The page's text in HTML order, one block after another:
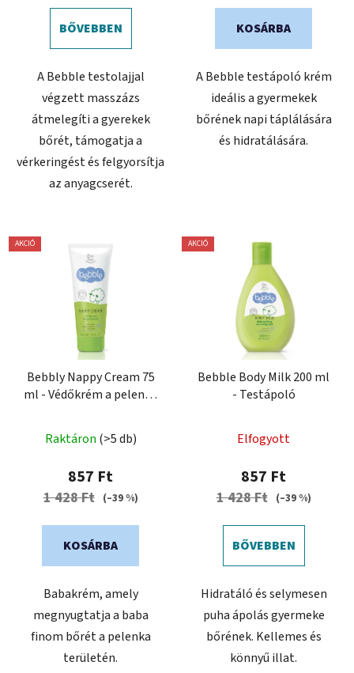
BŐVEBBEN
A Bebble testolajjal
végzett masszázs
átmelegíti a gyerekek
bőrét, támogatja a
vérkeringést és felgyorsítja
az anyagcserét.
KOSÁRBA
A Bebble testápoló krém
ideális a gyermekek
bőrének napi táplálására
és hidratálására.
AKCIÓ
Bebbly Nappy Cream 75
ml - Védőkrém a pelenka
Raktáron (>5 db)
857 Ft
1 428 Ft (–39 %)
KOSÁRBA
Babakrém, amely
megnyugtatja a baba
finom bőrét a pelenka
területén.
AKCIÓ
Bebble Body Milk 200 ml
- Testápoló
Elfogyott
857 Ft
1 428 Ft (–39 %)
BŐVEBBEN
Hidratáló és selymesen
puha ápolás gyermeke
bőrének. Kellemes és
könnyű illat.